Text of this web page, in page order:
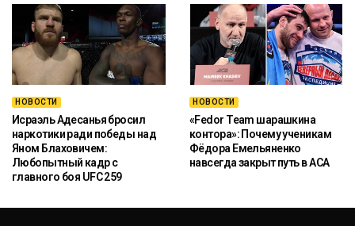
НОВОСТИ
Исраэль Адесанья бросил
наркотики ради победы над
Яном Блаховичем:
Любопытный кадр с
главного боя UFC 259
НОВОСТИ
«Fedor Team шарашкина
контора»: Почему ученикам
Фёдора Емельяненко
навсегда закрыт путь в ACA